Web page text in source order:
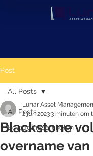
Post
All Posts
Beleggingsartikelen
All Posts
Blackstone
overname
Lunar Asset
2 jun 20233 minuten om